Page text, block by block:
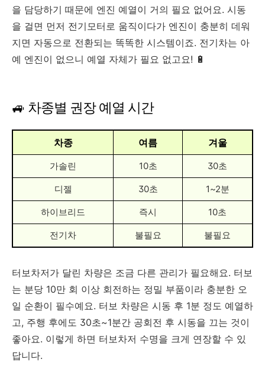
을 담당하기 때문에 엔진 예열이 거의 필요 없어요. 시동
을 걸면 먼저 전기모터로 움직이다가 엔진이 충분히 데워
지면 자동으로 전환되는 똑똑한 시스템이죠. 전기차는 아
예 엔진이 없으니 예열 자체가 필요 없고요! 🔋
🚙 차종별 권장 예열 시간
차종 여름 겨울
가솔린 10초 30초
디젤 30초 1~2분
하이브리드 즉시 10초
전기차 불필요 불필요
터보차저가 달린 차량은 조금 다른 관리가 필요해요. 터보
는 분당 10만 회 이상 회전하는 정밀 부품이라 충분한 오
일 순환이 필수예요. 터보 차량은 시동 후 1분 정도 예열하
고, 주행 후에도 30초~1분간 공회전 후 시동을 끄는 것이
좋아요. 이렇게 하면 터보차저 수명을 크게 연장할 수 있
답니다.